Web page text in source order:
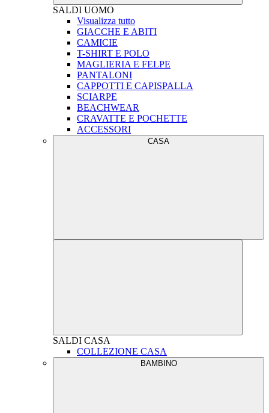
SALDI UOMO
Visualizza tutto
GIACCHE E ABITI
CAMICIE
T-SHIRT E POLO
MAGLIERIA E FELPE
PANTALONI
CAPPOTTI E CAPISPALLA
SCIARPE
BEACHWEAR
CRAVATTE E POCHETTE
ACCESSORI
CASA
SALDI CASA
COLLEZIONE CASA
BAMBINO